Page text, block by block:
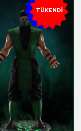
YENI
TÜKENDI